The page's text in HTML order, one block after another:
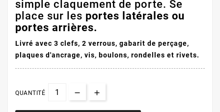
simple claquement de porte. Se
place sur les portes latérales ou
portes arrières.
Livré avec 3 clefs, 2 verrous, gabarit de perçage,
p laques d'ancrage, vis, boulons, rondelles et rivets.
QUANTITÉ